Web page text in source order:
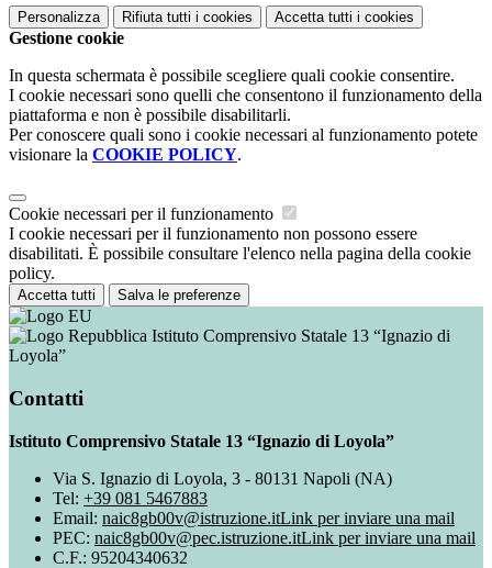
Personalizza Rifiuta tutti i cookies Accetta tutti i cookies
Gestione cookie
In questa schermata è possibile scegliere quali cookie consentire.
I cookie necessari sono quelli che consentono il funzionamento della
piattaforma e non è possibile disabilitarli.
Per conoscere quali sono i cookie necessari al funzionamento potete
visionare la COOKIE POLICY.
Cookie necessari per il funzionamento
I cookie necessari per il funzionamento non possono essere
disabilitati. È possibile consultare l'elenco nella pagina della cookie
policy.
Accetta tutti Salva le preferenze
Istituto Comprensivo Statale 13 “Ignazio di
Loyola”
Contatti
Istituto Comprensivo Statale 13 “Ignazio di Loyola”
Via S. Ignazio di Loyola, 3 - 80131 Napoli (NA)
Tel: +39 081 5467883
Email: naic8gb00v@istruzione.itLink per inviare una mail
PEC: naic8gb00v@pec.istruzione.itLink per inviare una mail
C.F.: 95204340632